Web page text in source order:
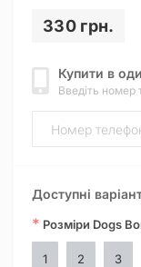
330 грн.
Купити в
Введіть номер
Доступні
* Розміри Dogs
1 2 3